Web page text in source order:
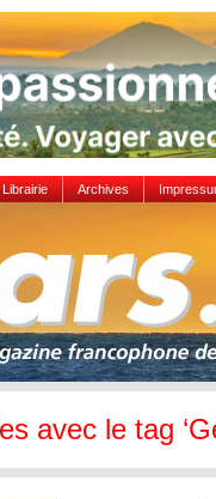
Librairie Archives
avec le tag